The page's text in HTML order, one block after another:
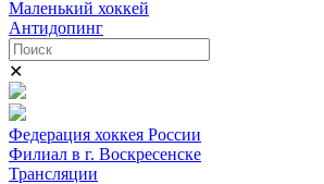
Маленький хоккей
Антидопинг
✕
Федерация хоккея России
Филиал в г. Воскресенске
Трансляции